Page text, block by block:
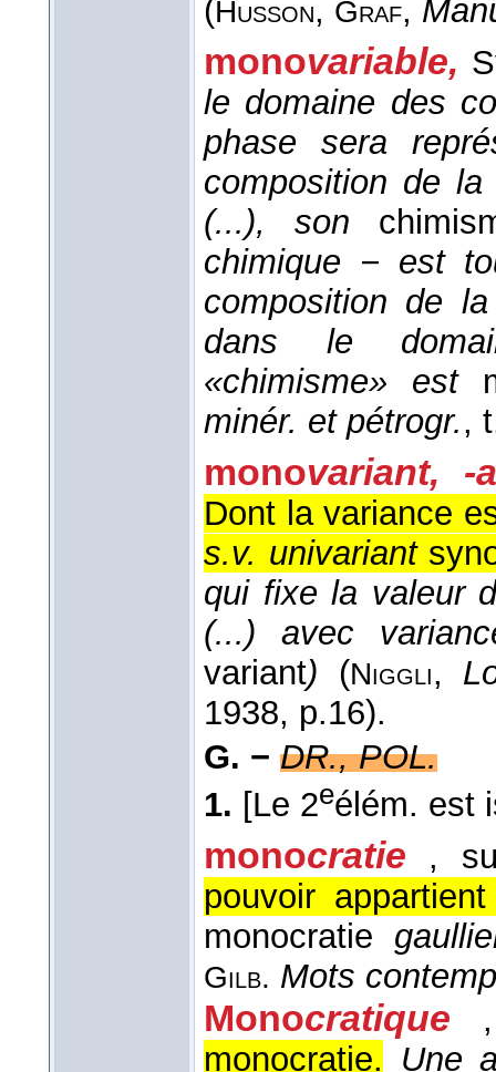
(Husson, Graf,
monovariable,
le domaine des
phase sera
composition de
(...), son
chimique − est
composition de
dans le
«chimisme» est
minér. et pétrogr.,
monovariant, -
Dont la variance
s.v. univariant
qui fixe la valeur
(...) avec
variant) (Niggli,
1938, p.16).
G. − DR., POL.
1. [Le 2eélém. est
monocratie
,
pouvoir
monocratie
Gilb. Mots
Monocratique
monocratie. Une